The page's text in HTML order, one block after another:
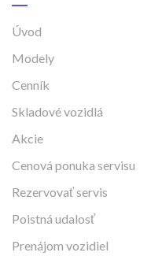
Úvod
Modely
Cenník
Skladové vozidlá
Akcie
Cenová ponuka servisu
Rezervovať servis
Poistná udalosť
Prenájom vozidiel